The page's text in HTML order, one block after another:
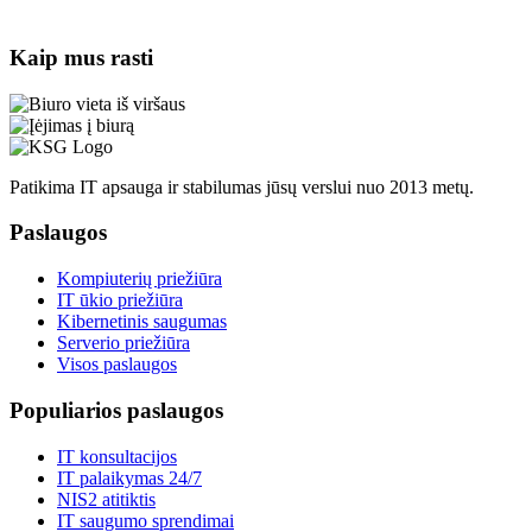
Kaip mus rasti
Patikima IT apsauga ir stabilumas jūsų verslui nuo 2013 metų.
Paslaugos
Kompiuterių priežiūra
IT ūkio priežiūra
Kibernetinis saugumas
Serverio priežiūra
Visos paslaugos
Populiarios paslaugos
IT konsultacijos
IT palaikymas 24/7
NIS2 atitiktis
IT saugumo sprendimai